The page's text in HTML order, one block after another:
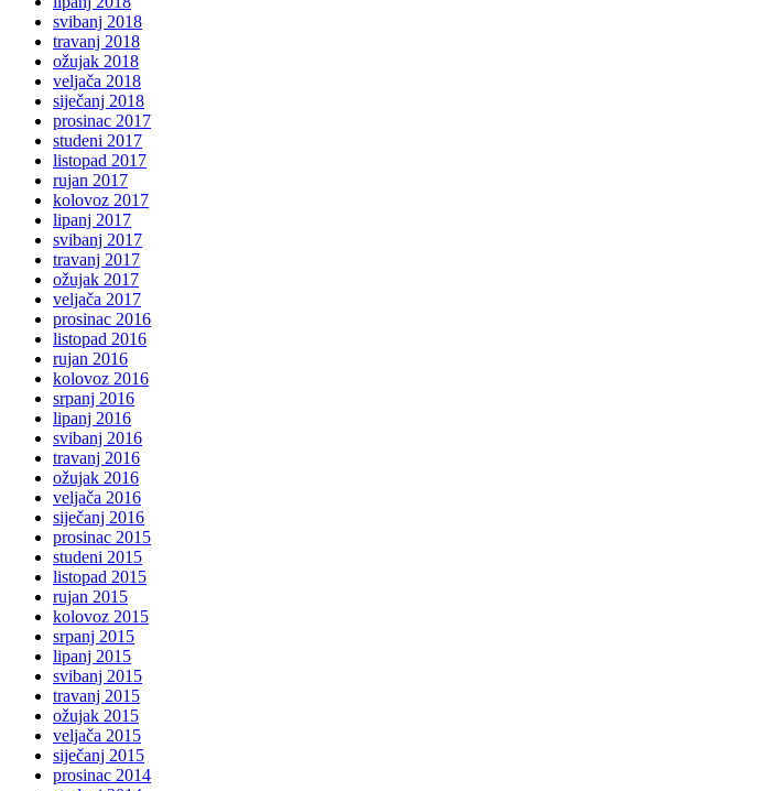
svibanj 2018
travanj 2018
ožujak 2018
veljača 2018
siječanj 2018
prosinac 2017
studeni 2017
listopad 2017
rujan 2017
kolovoz 2017
lipanj 2017
svibanj 2017
travanj 2017
ožujak 2017
veljača 2017
prosinac 2016
listopad 2016
rujan 2016
kolovoz 2016
srpanj 2016
lipanj 2016
svibanj 2016
travanj 2016
ožujak 2016
veljača 2016
siječanj 2016
prosinac 2015
studeni 2015
listopad 2015
rujan 2015
kolovoz 2015
srpanj 2015
lipanj 2015
svibanj 2015
travanj 2015
ožujak 2015
veljača 2015
siječanj 2015
prosinac 2014